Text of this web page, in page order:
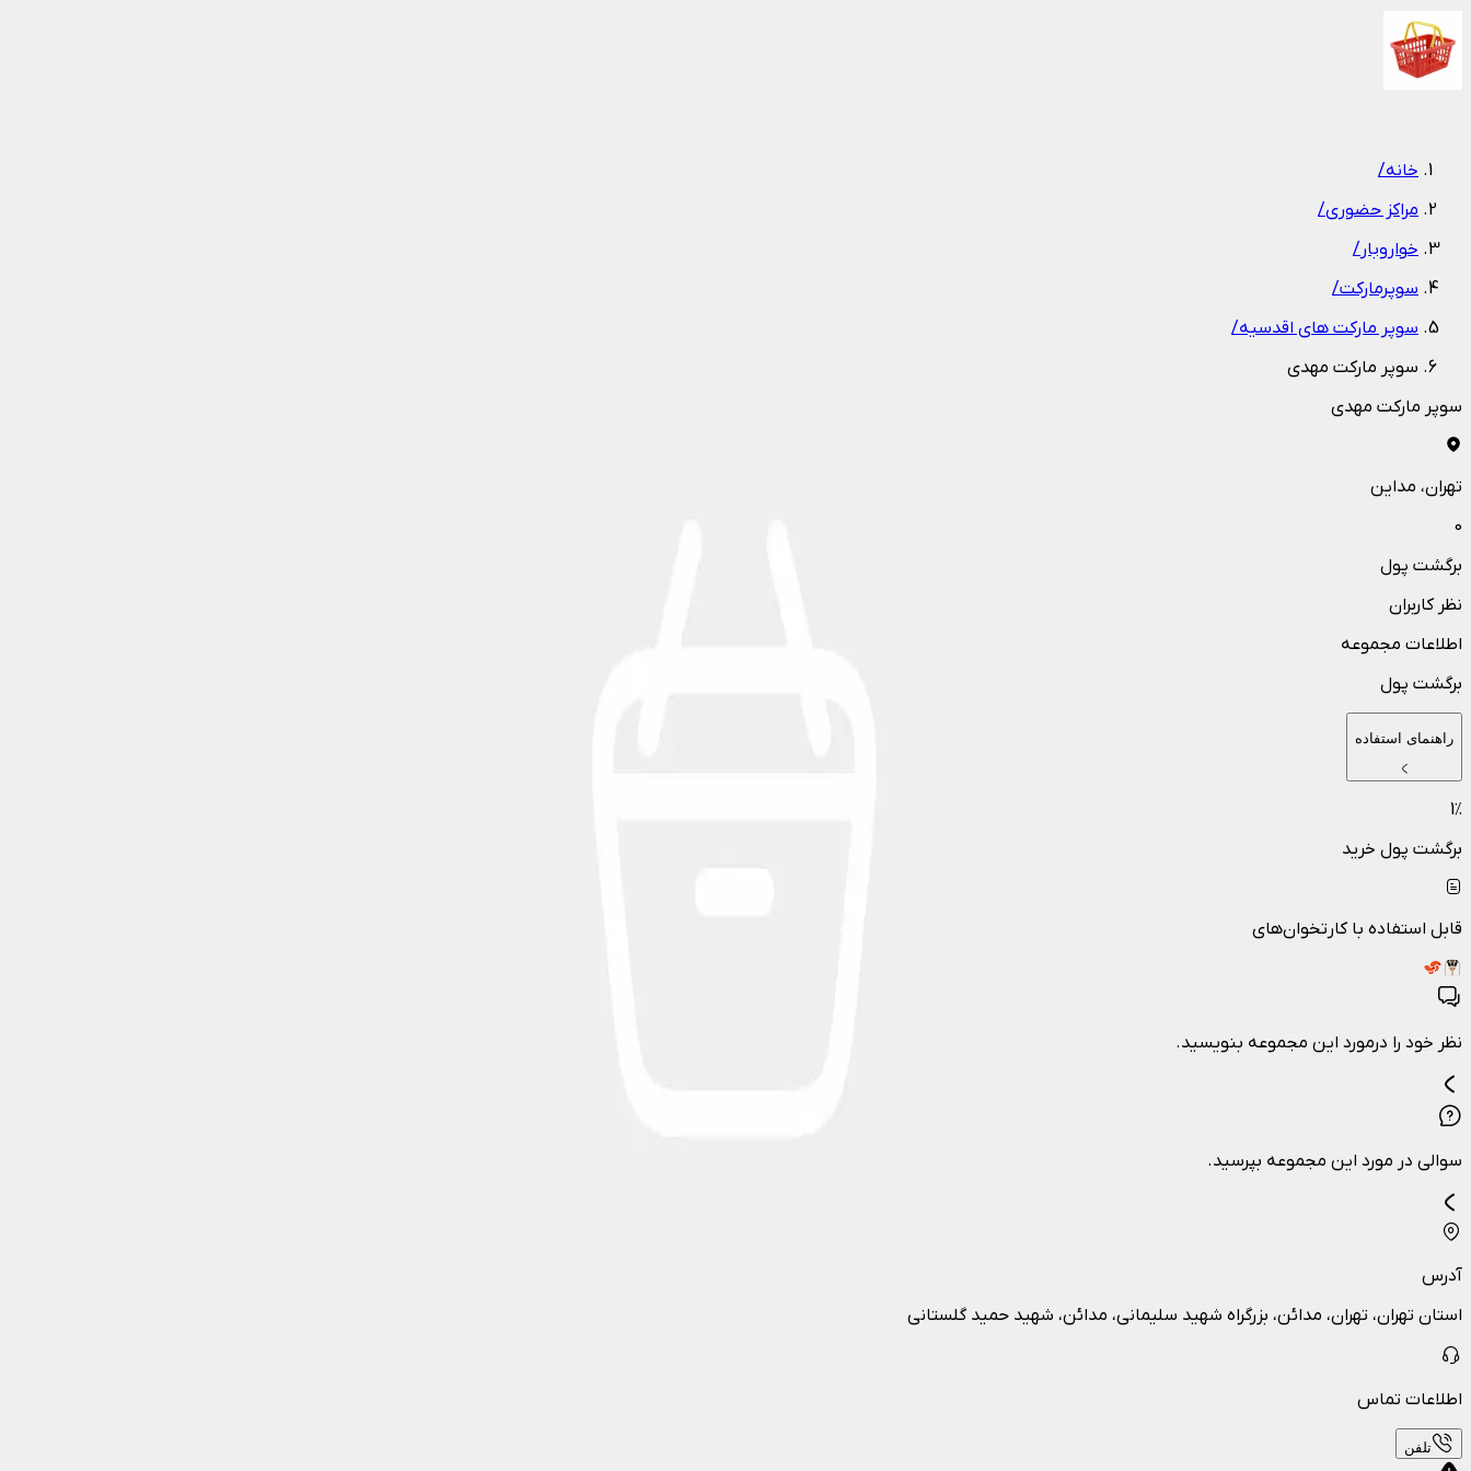
خانه/
مراکز حضوری/
خواروبار/
سوپرمارکت/
سوپر مارکت های اقدسیه/
سوپر مارکت مهدی
سوپر مارکت مهدی
تهران، مداین
0
برگشت پول
نظر کاربران
اطلاعات مجموعه
برگشت پول
راهنمای استفاده
1٪
برگشت پول خرید
قابل استفاده با کارتخوان‌های
نظر خود را درمورد این مجموعه بنویسید.
سوالی در مورد این مجموعه بپرسید.
آدرس
استان تهران، تهران، مدائن، بزرگراه شهید سلیمانی، مدائن، شهید حمید گلستانی
اطلاعات تماس
تلفن